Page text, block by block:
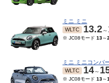
ミニ ミニ
WLTC 13.2～
※ JC08モード 13～
ミニ ミニコンバ
WLTC 14～
※ JC08モード 13～